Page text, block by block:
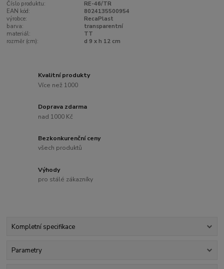
Číslo produktu:
RE-46/TR
EAN kód:
8024135500954
výrobce:
RecaPlast
barva:
transparentní
materiál:
TT
rozměr (cm):
d 9 x h 12 cm
Kvalitní produkty
Více než 1000
Doprava zdarma
nad 1000 Kč
Bezkonkurenční ceny
všech produktů
Výhody
pro stálé zákazníky
Kompletní specifikace
Parametry